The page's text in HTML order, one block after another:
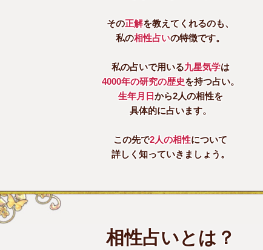
その正解を教えてくれるのも、
私の相性占いの特徴です。
私の占いで用いる九星気学は
4000年の研究の歴史を持つ占い。
生年月日から2人の相性を
具体的に占います。
この先で2人の相性について
詳しく知っていきましょう。
相性占いとは？